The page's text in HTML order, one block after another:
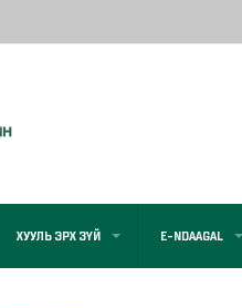
ХУУЛЬ ЭРХ ЗҮЙ E-NDAAGAL